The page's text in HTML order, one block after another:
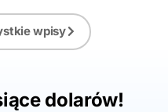
wpisy
dolarów!